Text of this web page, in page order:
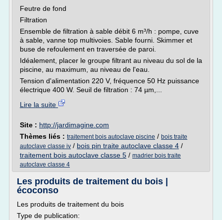
Feutre de fond
Filtration
Ensemble de filtration à sable débit 6 m³/h : pompe, cuve
à sable, vanne top multivoies. Sable fourni. Skimmer et
buse de refoulement en traversée de paroi.
Idéalement, placer le groupe filtrant au niveau du sol de la
piscine, au maximum, au niveau de l'eau.
Tension d'alimentation 220 V, fréquence 50 Hz puissance
électrique 400 W. Seuil de filtration : 74 µm,...
Lire la suite
Site : http://jardimagine.com
Thèmes liés : traitement bois autoclave piscine / bois traite
autoclave classe iv / bois pin traite autoclave classe 4 /
traitement bois autoclave classe 5 / madrier bois traite
autoclave classe 4
Les produits de traitement du bois |
écoconso
Les produits de traitement du bois
Type de publication: